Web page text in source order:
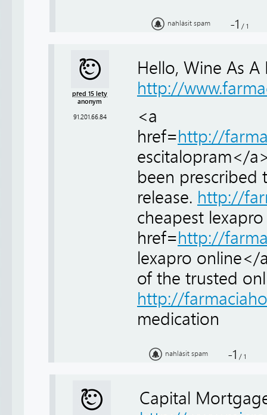
nahlásit spam -1 / 1
před 15 lety
anonym
91.201.66.84
Hello, Wine As A
http://
<a
href=http://
escitalopram</
been prescribed
release. http://
cheapest
href=http://
lexapro online</
of the trusted
http://
medication
nahlásit spam -1 / 1
Capital